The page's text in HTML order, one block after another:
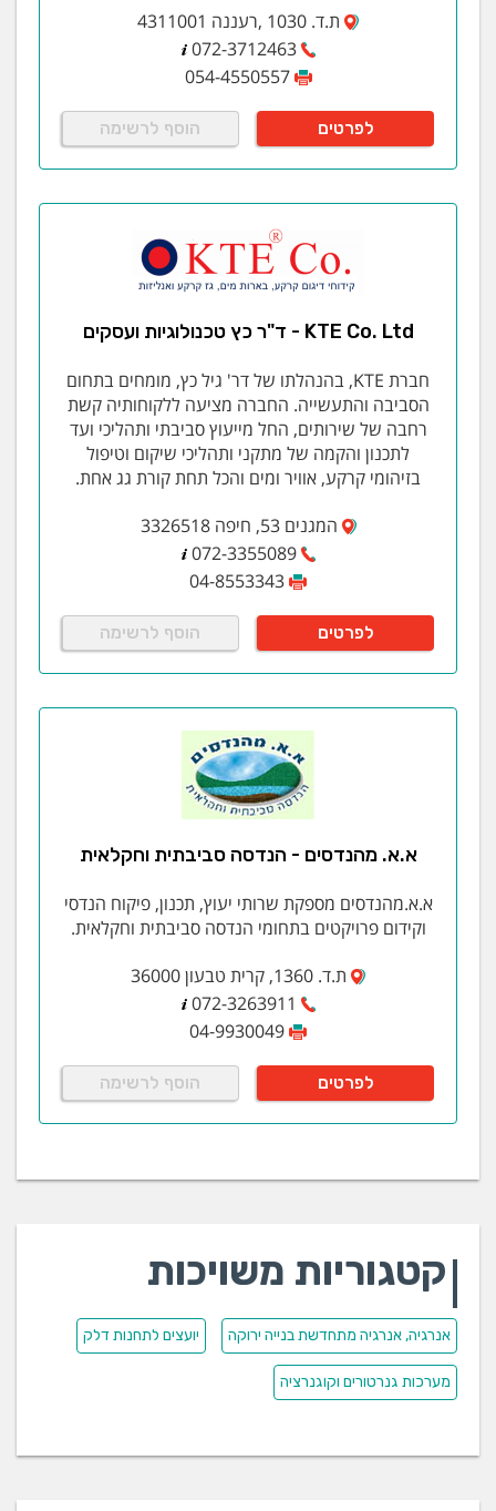
ת.ד. 1030 ,רעננה 4311001
072-3712463
054-4550557
לפרטים הוסף לרשימה
KTE Co. Ltd - ד"ר כץ טכנולוגיות ועסקים
חברת KTE, בהנהלתו של דר' גיל כץ, מומחים בתחום
הסביבה והתעשייה. החברה מציעה ללקוחותיה קשת
רחבה של שירותים, החל מייעוץ סביבתי ותהליכי ועד
לתכנון והקמה של מתקני ותהליכי שיקום וטיפול
בזיהומי קרקע, אוויר ומים והכל תחת קורת גג אחת.
המגנים 53, חיפה 3326518
072-3355089
04-8553343
לפרטים הוסף לרשימה
א.א. מהנדסים - הנדסה סביבתית וחקלאית
א.א.מהנדסים מספקת שרותי יעוץ, תכנון, פיקוח הנדסי
וקידום פרויקטים בתחומי הנדסה סביבתית וחקלאית.
ת.ד. 1360, קרית טבעון 36000
072-3263911
04-9930049
לפרטים הוסף לרשימה
קטגוריות משויכות
אנרגיה, אנרגיה מתחדשת בנייה ירוקה יועצים לתחנות דלק
מערכות גנרטורים וקוגנרציה